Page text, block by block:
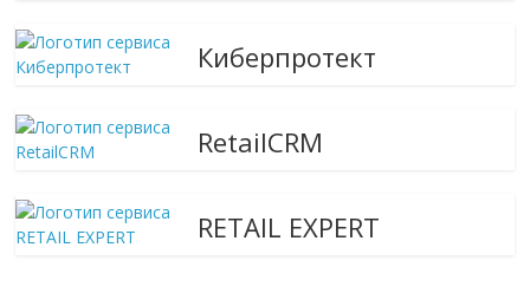
Киберпротект
RetailCRM
RETAIL EXPERT